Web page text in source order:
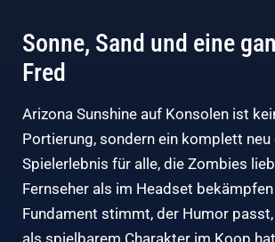
Sonne, Sand und eine
Fred
Arizona Sunshine auf Konsolen ist
Portierung, sondern ein komplett
Spielerlebnis für alle, die Zombies
Fernseher als im Headset
Fundament stimmt, der Humor